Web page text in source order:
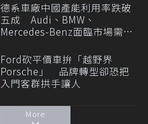
德系車廠中國產能利用率跌破
五成 Audi、BMW、
Mercedes-Benz面臨市場需求
Ford砍平價車拚「越野界
Porsche」 品牌轉型卻恐把
入門客群拱手讓人
More